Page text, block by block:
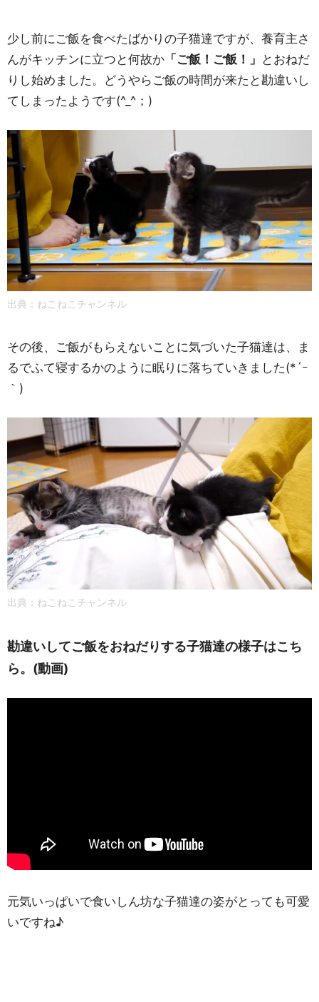
少し前にご飯を食べたばかりの子猫達ですが、養育主さ
んがキッチンに立つと何故か 「ご飯！ご飯！」 とおねだ
りし始めました。どうやらご飯の時間が来たと勘違いし
てしまったようです(^_^；)
出典： ねこねこチャンネル
その後、ご飯がもらえないことに気づいた子猫達は、ま
るでふて寝するかのように眠りに落ちていきました(*´ｰ
｀)
出典：ねこねこチャンネル
勘違いしてご飯をおねだりする子猫達の様子はこち
ら。(動画)
元気いっぱいで食いしん坊な子猫達の姿がとっても可愛
いですね♪